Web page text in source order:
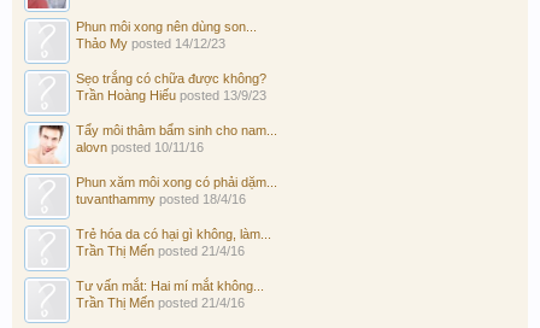
Phun môi xong nên dùng son...
Thảo My posted 14/12/23
Sẹo trắng có chữa được không?
Trần Hoàng Hiếu posted 13/9/23
Tẩy môi thâm bẩm sinh cho nam...
alovn posted 10/11/16
Phun xăm môi xong có phải dặm...
tuvanthammy posted 18/4/16
Trẻ hóa da có hại gì không, làm...
Trần Thị Mến posted 21/4/16
Tư vấn mắt: Hai mí mắt không...
Trần Thị Mến posted 21/4/16